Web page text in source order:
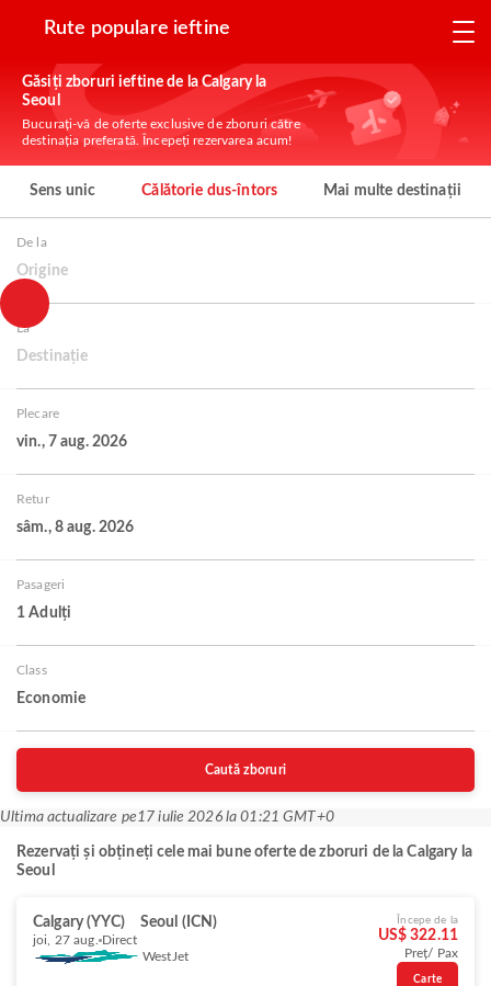
Rute populare ieftine
Găsiți zboruri ieftine de la Calgary la
Seoul
Bucurați-vă de oferte exclusive de zboruri către
destinația preferată. Începeți rezervarea acum!
Sens unic Călătorie dus-întors Mai multe destinații
De la
Origine
La
Destinație
Plecare
vin., 7 aug. 2026
Retur
sâm., 8 aug. 2026
Pasageri
1 Adulți
Class
Economie
Caută zboruri
Ultima actualizare pe17 iulie 2026 la 01:21 GMT+0
Rezervați și obțineți cele mai bune oferte de zboruri de la Calgary la
Seoul
Calgary (YYC) Seoul (ICN)
joi, 27 aug. Direct
WestJet
Începe de la
US$ 322.11
Preț/ Pax
Carte